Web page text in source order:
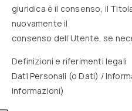
giuridica è il consenso, il
nuovamente il
consenso dell’Utente, se
Definizioni e riferimenti legali
Dati Personali (o Dati) /
Informazioni)